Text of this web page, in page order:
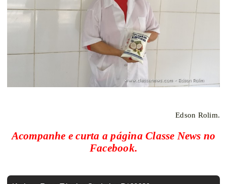
Edson Rolim.
Acompanhe e curta a página Classe News no
Facebook.